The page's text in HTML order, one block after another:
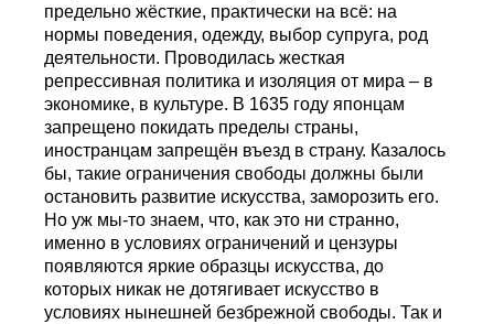
предельно жёсткие, практически на всё: на
нормы поведения, одежду, выбор супруга, род
деятельности. Проводилась жесткая
репрессивная политика и изоляция от мира – в
экономике, в культуре. В 1635 году японцам
запрещено покидать пределы страны,
иностранцам запрещён въезд в страну. Казалось
бы, такие ограничения свободы должны были
остановить развитие искусства, заморозить его.
Но уж мы-то знаем, что, как это ни странно,
именно в условиях ограничений и цензуры
появляются яркие образцы искусства, до
которых никак не дотягивает искусство в
условиях нынешней безбрежной свободы. Так и